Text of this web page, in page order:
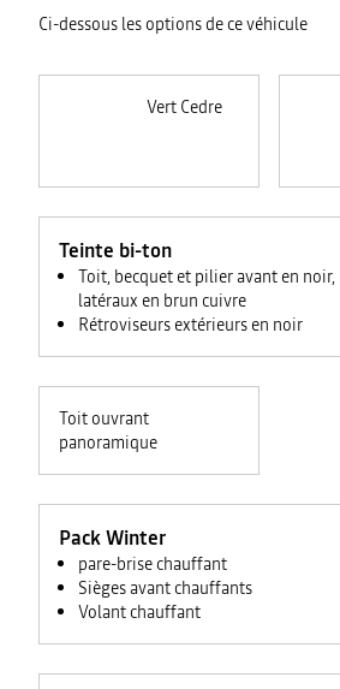
Ci-dessous les options de ce véhicule
Vert Cedre
Teinte bi-ton
Toit, becquet et pilier avant en
latéraux en brun cuivre
Rétroviseurs extérieurs en noir
Toit ouvrant
panoramique
Pack Winter
pare-brise chauffant
Sièges avant chauffants
Volant chauffant